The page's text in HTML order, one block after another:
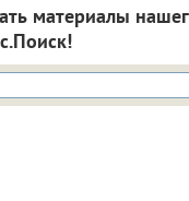
материалы